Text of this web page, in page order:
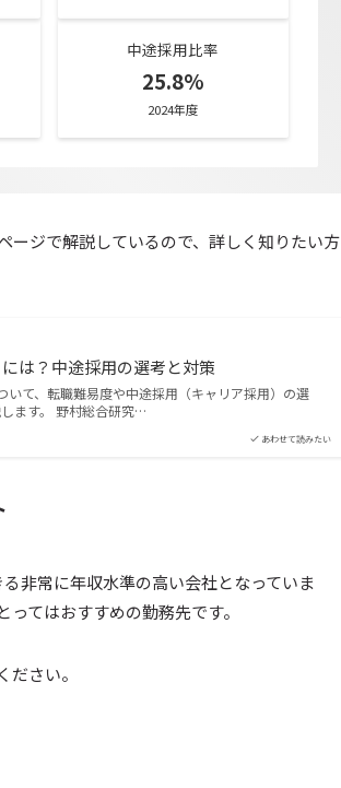
中途採用比率
25.8%
2024年度
ージで解説しているので、詳しく知りたい方
あわせて読みたい
は？中途採用の選考と対策
て、転職難易度や中途採用（キャリア採用）の選
ます。 野村総合研究…
非常に年収水準の高い会社となっていま
てはおすすめの勤務先です。
さい。